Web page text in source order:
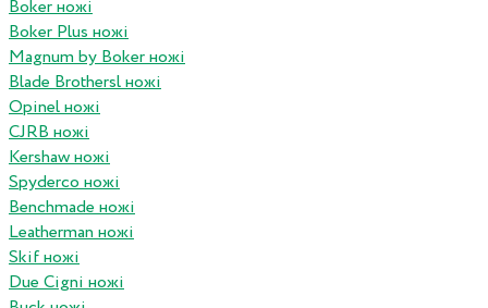
Boker ножі
Boker Plus ножі
Magnum by Boker ножі
Blade Brothersl ножі
Opinel ножі
CJRB ножі
Kershaw ножі
Spyderco ножі
Benchmade ножі
Leatherman ножі
Skif ножі
Due Cigni ножі